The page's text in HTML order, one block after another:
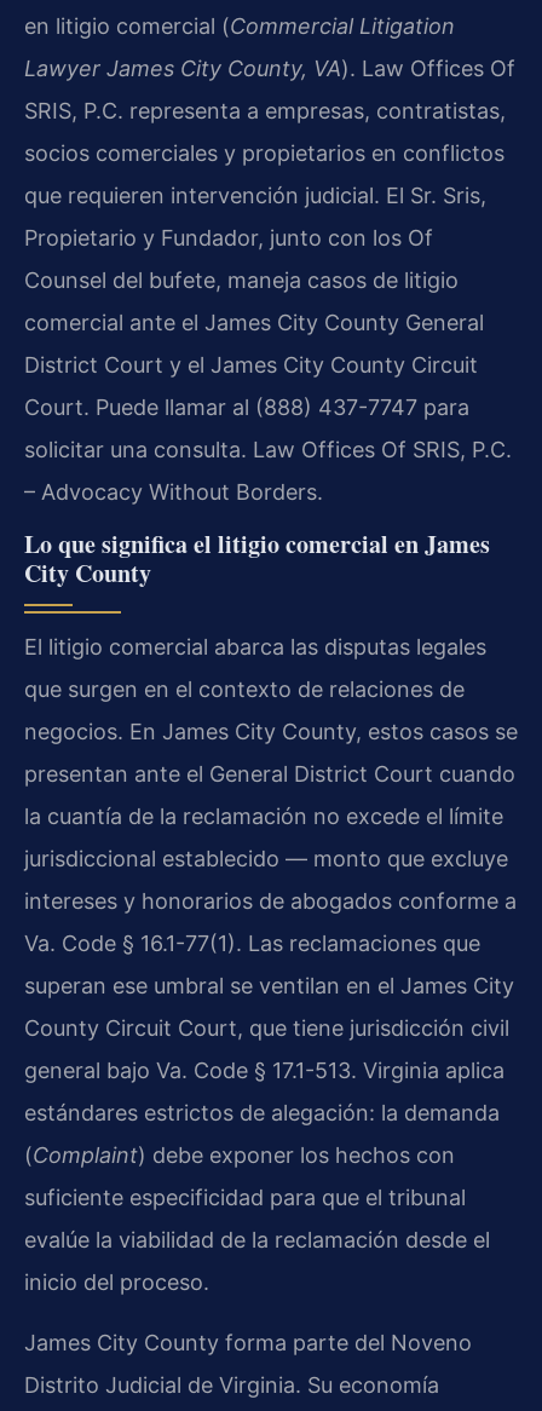
en litigio comercial (Commercial Litigation
Lawyer James City County, VA). Law Offices Of
SRIS, P.C. representa a empresas, contratistas,
socios comerciales y propietarios en conflictos
que requieren intervención judicial. El Sr. Sris,
Propietario y Fundador, junto con los Of
Counsel del bufete, maneja casos de litigio
comercial ante el James City County General
District Court y el James City County Circuit
Court. Puede llamar al (888) 437-7747 para
solicitar una consulta. Law Offices Of SRIS, P.C.
– Advocacy Without Borders.
Lo que significa el litigio comercial en James
City County
El litigio comercial abarca las disputas legales
que surgen en el contexto de relaciones de
negocios. En James City County, estos casos se
presentan ante el General District Court cuando
la cuantía de la reclamación no excede el límite
jurisdiccional establecido — monto que excluye
intereses y honorarios de abogados conforme a
Va. Code § 16.1-77(1). Las reclamaciones que
superan ese umbral se ventilan en el James City
County Circuit Court, que tiene jurisdicción civil
general bajo Va. Code § 17.1-513. Virginia aplica
estándares estrictos de alegación: la demanda
(Complaint) debe exponer los hechos con
suficiente especificidad para que el tribunal
evalúe la viabilidad de la reclamación desde el
inicio del proceso.
James City County forma parte del Noveno
Distrito Judicial de Virginia. Su economía